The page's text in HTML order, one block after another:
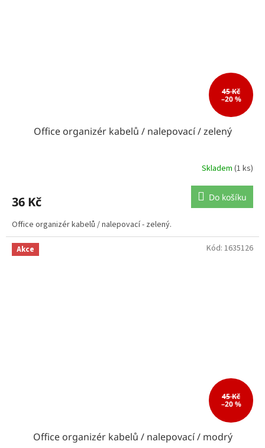
45 Kč
–20 %
Office organizér kabelů / nalepovací / zelený
Skladem (1 ks)
36 Kč Do košíku
Office organizér kabelů / nalepovací - zelený.
Akce
45 Kč
–20 %
Office organizér kabelů / nalepovací / modrý
Kód: 1635126